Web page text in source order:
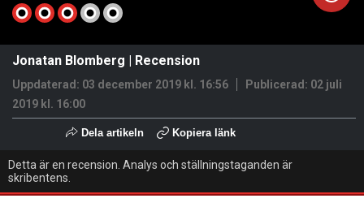
Jonatan Blomberg | Recension
Uppdaterad: 03 december 2019 kl. 16:56 Publicerad: 02 juli
2019 kl. 16:00
Dela artikeln Kopiera länk
Detta är en recension. Analys och ställningstaganden är
skribentens.